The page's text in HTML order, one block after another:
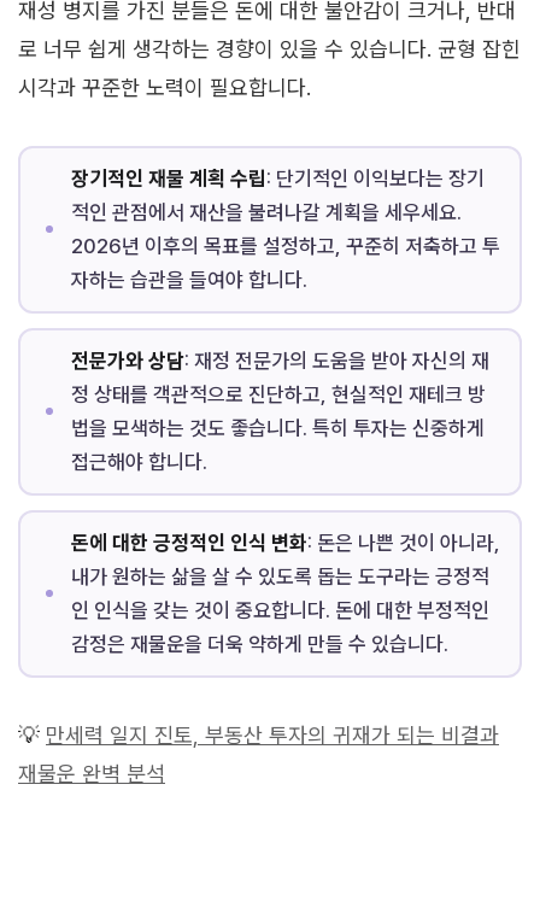
재성 병지를 가진 분들은 돈에 대한 불안감이 크거나, 반대
로 너무 쉽게 생각하는 경향이 있을 수 있습니다. 균형 잡힌
시각과 꾸준한 노력이 필요합니다.
장기적인 재물 계획 수립 : 단기적인 이익보다는 장기
적인 관점에서 재산을 불려나갈 계획을 세우세요.
2026년 이후의 목표를 설정하고, 꾸준히 저축하고 투
자하는 습관을 들여야 합니다.
전문가와 상담: 재정 전문가의 도움을 받아 자신의 재
정 상태를 객관적으로 진단하고, 현실적인 재테크 방
법을 모색하는 것도 좋습니다. 특히 투자는 신중하게
접근해야 합니다.
돈에 대한 긍정적인 인식 변화: 돈은 나쁜 것이 아니라,
내가 원하는 삶을 살 수 있도록 돕는 도구라는 긍정적
인 인식을 갖는 것이 중요합니다. 돈에 대한 부정적인
감정은 재물운을 더욱 약하게 만들 수 있습니다.
💡 만세력 일지 진토, 부동산 투자의 귀재가 되는 비결과
재물운 완벽 분석